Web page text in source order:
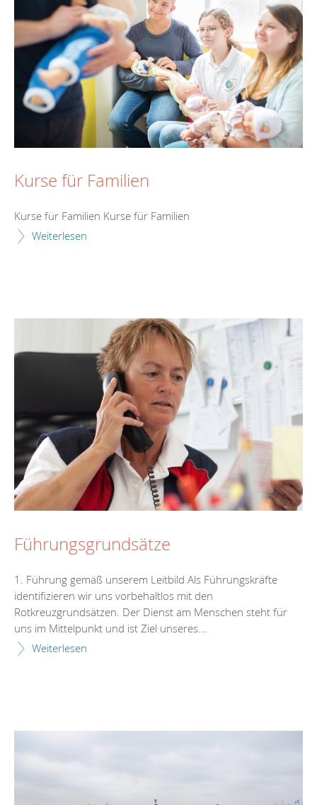
Kurse für Familien
Kurse für Familien Kurse für Familien
Weiterlesen
Führungsgrundsätze
1. Führung gemäß unserem Leitbild Als Führungskräfte
identifizieren wir uns vorbehaltlos mit den
Rotkreuzgrundsätzen. Der Dienst am Menschen steht für
uns im Mittelpunkt und ist Ziel unseres...
Weiterlesen